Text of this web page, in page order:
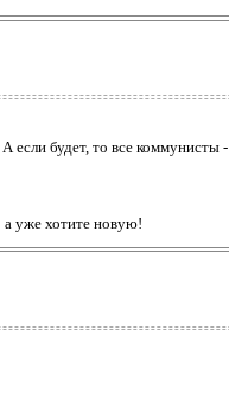
. А если будет, то все коммунисты
а уже хотите новую!